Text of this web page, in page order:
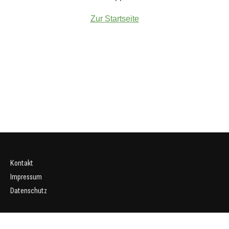
Zur Startseite
Kontakt
Impressum
Datenschutz